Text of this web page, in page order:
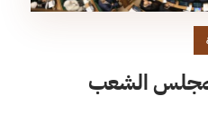
الشعب